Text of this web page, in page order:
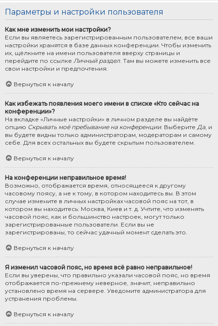
Параметры и настройки пользователя
Как мне изменить мои настройки?
Если вы являетесь зарегистрированным пользователем, все ваши
настройки хранятся в базе данных конференции. Чтобы изменить
их, щёлкните на имени пользователя вверху страницы и
перейдите по ссылке Личный раздел. Там вы можете изменить все
свои настройки и предпочтения.
Вернуться к началу
Как избежать появления моего имени в списке «Кто сейчас на
конференции»?
На вкладке «Личные настройки» в личном разделе вы найдёте
опцию Скрывать моё пребывание на конференции. Выберите Да, и
вы будете видны только администраторам, модераторам и самому
себе. Для всех остальных вы будете скрытым пользователем.
Вернуться к началу
На конференции неправильное время!
Возможно, отображается время, относящееся к другому
часовому поясу, а не к тому, в котором находитесь вы. В этом
случае измените в личных настройках часовой пояс на тот, в
котором вы находитесь: Москва, Киев и т. д. Учтите, что изменять
часовой пояс, как и большинство настроек, могут только
зарегистрированные пользователи. Если вы не
зарегистрированы, то сейчас удачный момент сделать это.
Вернуться к началу
Я изменил часовой пояс, но время всё равно неправильное!
Если вы уверены, что правильно указали часовой пояс, но время
отображается по-прежнему неверное, значит, неправильно
установлено время на сервере. Уведомите администратора для
устранения проблемы.
Вернуться к началу